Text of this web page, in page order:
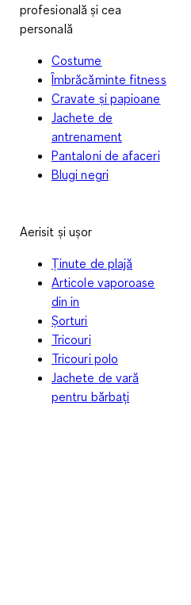
profesională și cea
personală
Costume
Îmbrăcăminte fitness
Cravate și papioane
Jachete de
antrenament
Pantaloni de afaceri
Blugi negri
Aerisit și ușor
Ținute de plajă
Articole vaporoase
din in
Șorturi
Tricouri
Tricouri polo
Jachete de vară
pentru bărbați